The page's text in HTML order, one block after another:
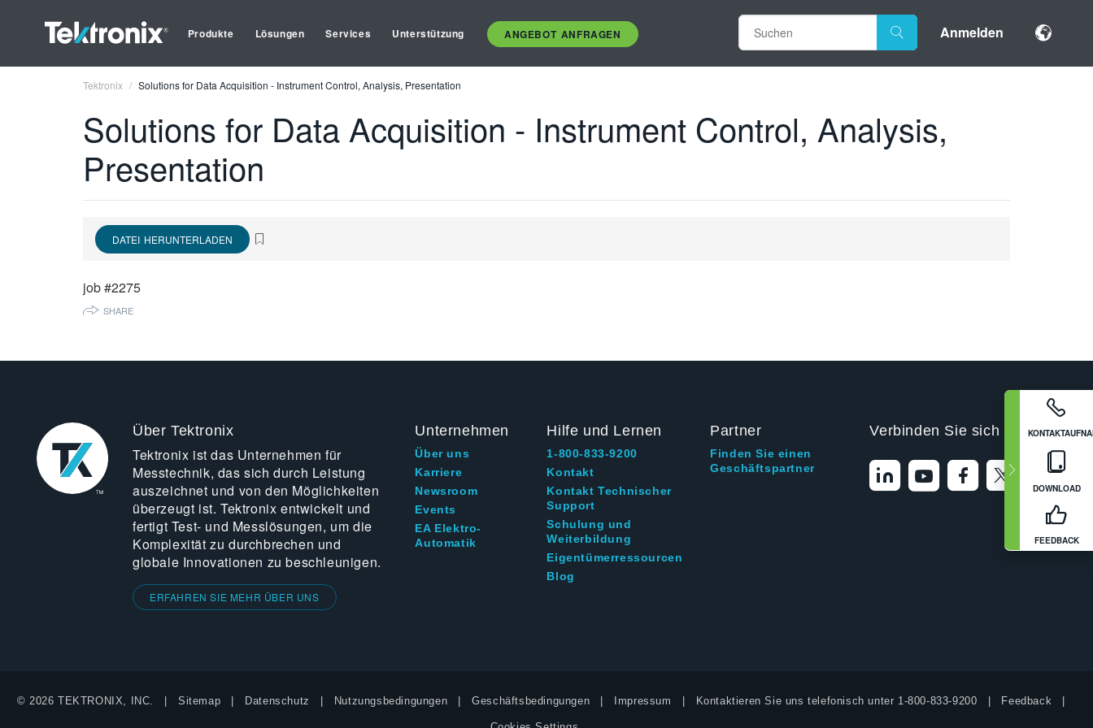
Produkte Lösungen Services Unterstützung ANGEBOT ANFRAGEN Anmelden
DOWNLOAD
FEEDBACK
Tektronix Solutions for Data Acquisition - Instrument Control, Analysis, Presentation
Solutions for Data Acquisition - Instrument Control, Analysis,
Presentation
DATEI HERUNTERLADEN
job #2275
SHARE
Über Tektronix
Tektronix ist das Unternehmen für
Messtechnik, das sich durch Leistung
auszeichnet und von den Möglichkeiten
überzeugt ist. Tektronix entwickelt und
fertigt Test- und Messlösungen, um die
Komplexität zu durchbrechen und
globale Innovationen zu beschleunigen.
ERFAHREN SIE MEHR ÜBER UNS
Unternehmen
Über uns
Karriere
Newsroom
Events
EA Elektro-
Automatik
Hilfe und Lernen
1-800-833-9200
Kontakt
Kontakt Technischer
Support
Schulung und
Weiterbildung
Eigentümerressourcen
Blog
Partner
Finden Sie einen
Geschäftspartner
Verbinden Sie sich mit uns
© 2026 TEKTRONIX, INC. Sitemap Datenschutz Nutzungsbedingungen Geschäftsbedingungen Impressum Kontaktieren Sie uns telefonisch unter 1-800-833-9200 Feedback